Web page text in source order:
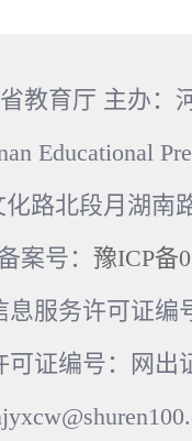
教育厅 主办：
Educational
路北段月湖南
案号： 豫ICP备
服务许可证编
可证编号：网出